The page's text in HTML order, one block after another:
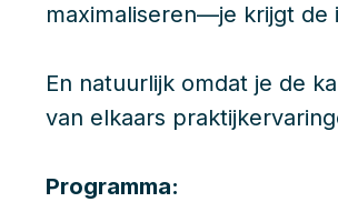
maximaliseren—je krijgt de
En natuurlijk omdat je de
van elkaars
Programma: